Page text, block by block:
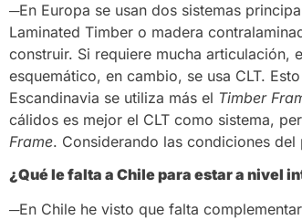
─En Europa se usan dos sistemas
Laminated Timber o madera
construir. Si requiere mucha articulación,
esquemático, en cambio, se usa CLT.
Escandinavia se utiliza más el Timber
cálidos es mejor el CLT como sistema,
Frame. Considerando las condiciones
¿Qué le falta a Chile para estar a nivel
─En Chile he visto que falta